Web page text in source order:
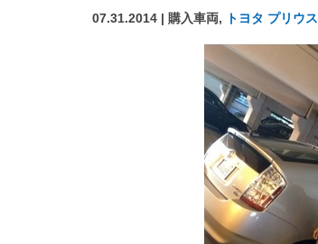
07.31.2014 | 購入車両, トヨタ プリウス